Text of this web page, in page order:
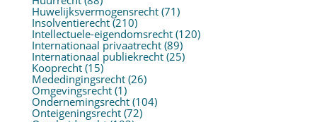
Huwelijksvermogensrecht(71)
Insolventierecht(210)
Intellectuele-eigendomsrecht(120)
Internationaal privaatrecht(89)
Internationaal publiekrecht(25)
Kooprecht(15)
Mededingingsrecht(26)
Omgevingsrecht(1)
Ondernemingsrecht(104)
Onteigeningsrecht(72)